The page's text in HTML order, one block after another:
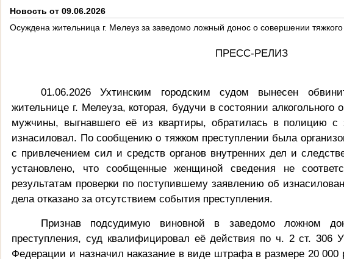
Новость от 09.06.2026
Осуждена жительница г. Мелеуз за заведомо ложный донос о совершении тяжкого
ПРЕСС-РЕЛИЗ
01.06.2026 Ухтинским городским судом вынесен
жительнице г. Мелеуза, которая, будучи в состоянии алкогольного
мужчины, выгнавшего её из квартиры, обратилась в полицию
изнасиловал. По сообщению о тяжком преступлении была
с привлечением сил и средств органов внутренних дел и
установлено, что сообщенные женщиной сведения не
результатам проверки по поступившему заявлению об
дела отказано за отсутствием события преступления.
Признав подсудимую виновной в заведомо ложном
преступления, суд квалифицировал её действия по ч. 2 ст. 306
Федерации и назначил наказание в виде штрафа в размере 20 000